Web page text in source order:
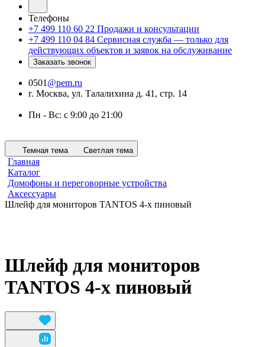
Телефоны
+7 499 110 60 22 Продажи и консультации
+7 499 110 04 84 Сервисная служба — только для
действующих объектов и заявок на обслуживание
Заказать звонок
0501 @pem.ru
г. Москва, ул. Талалихина д. 41, стр. 14
Пн - Вс: с 9:00 до 21:00
Темная тема Светлая тема
Главная
Каталог
Домофоны и переговорные устройства
Аксессуары
Шлейф для мониторов TANTOS 4-х пиновый
Шлейф для мониторов
TANTOS 4-х пиновый